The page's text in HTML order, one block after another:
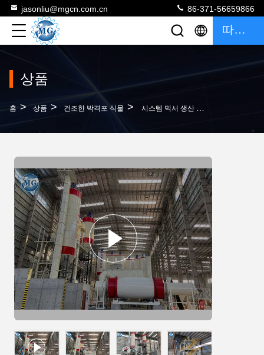
jasonliu@mgcn.com.cn 86-371-56659866
따옴표
상품
홈 > 상품 > 건조한 박격포 식물 > 시스템 믹서 생산 라인을 패키징하는 자동 건조 시멘트 박격포 공장 로봇